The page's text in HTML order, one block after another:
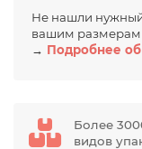
Не нашли
вашим размерам
→ Подробнее об
Более
видов